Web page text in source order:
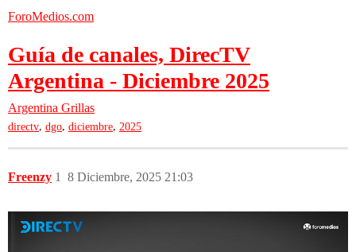
ForoMedios.com
Guía de canales, DirecTV
Argentina - Diciembre 2025
Argentina Grillas
directv, dgo, diciembre, 2025
Freenzy 8 Diciembre, 2025 21:03
1